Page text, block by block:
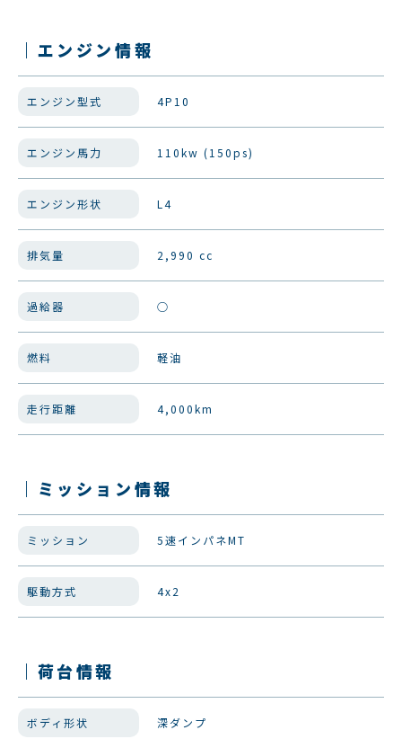
｜エンジン情報
エンジン型式 4P10
エンジン馬力 110kw (150ps)
エンジン形状 L4
排気量 2,990 cc
過給器 ○
燃料 軽油
走行距離 4,000km
｜ミッション情報
ミッション 5速インパネMT
駆動方式 4x2
｜荷台情報
ボディ形状 深ダンプ